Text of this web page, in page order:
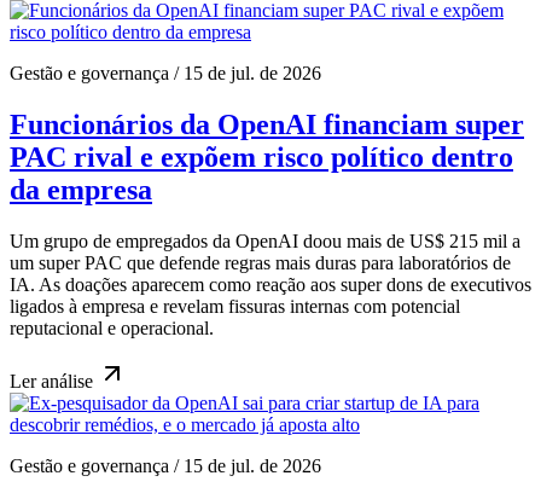
Gestão e governança / 15 de jul. de 2026
Funcionários da OpenAI financiam super
PAC rival e expõem risco político dentro
da empresa
Um grupo de empregados da OpenAI doou mais de US$ 215 mil a
um super PAC que defende regras mais duras para laboratórios de
IA. As doações aparecem como reação aos super dons de executivos
ligados à empresa e revelam fissuras internas com potencial
reputacional e operacional.
Leranálise
Gestão e governança / 15 de jul. de 2026